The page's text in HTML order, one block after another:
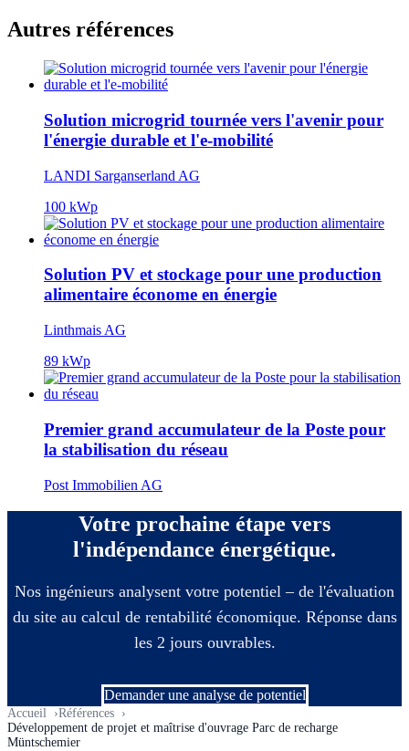
Autres références
Solution microgrid tournée vers l'avenir pour
l'énergie durable et l'e-mobilité
LANDI Sarganserland AG
100 kWp
Solution PV et stockage pour une production
alimentaire économe en énergie
Linthmais AG
89 kWp
Premier grand accumulateur de la Poste pour
la stabilisation du réseau
Post Immobilien AG
Votre prochaine étape vers
l'indépendance énergétique.
Nos ingénieurs analysent votre potentiel – de l'évaluation
du site au calcul de rentabilité économique. Réponse dans
les 2 jours ouvrables.
Demander une analyse de potentiel
Accueil
Références
Développement de projet et maîtrise d'ouvrage Parc de recharge
Müntschemier